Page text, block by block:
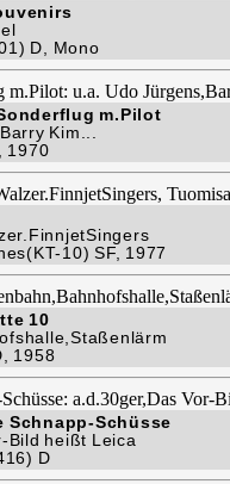
D, Mono
m.Pilot
Kim...
1970
10) SF, 1977
10
1958
Schnapp-Schüsse
Bild heißt Leica
D